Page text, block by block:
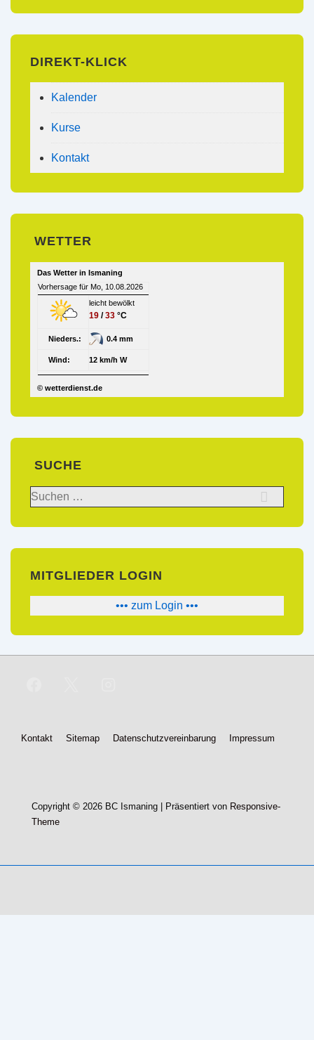
DIREKT-KLICK
Kalender
Kurse
Kontakt
WETTER
Das Wetter in Ismaning
Vorhersage für Mo, 10.08.2026
leicht bewölkt
19 /33 °C
Nieders.: 0.4 mm
Wind: 12 km/h W
© wetterdienst.de
SUCHE
Suchen
nach:
MITGLIEDER LOGIN
••• zum Login •••
Footer-
Kontakt Sitemap Datenschutzvereinbarung Impressum
Copyright © 2026 BC Ismaning | Präsentiert von Responsive-
Theme